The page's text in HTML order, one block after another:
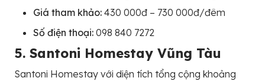
Giá tham khảo: 430 000đ – 730 000đ/đêm
Số điện thoại: 098 840 7272
5. Santoni Homestay Vũng Tàu
Santoni Homestay với diện tích tổng cộng khoảng